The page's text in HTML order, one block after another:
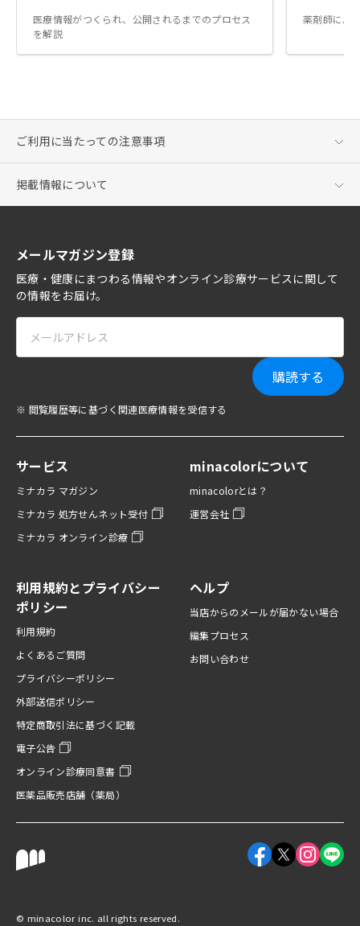
医療情報がつくられ、公開されるまでのプロセス
を解説
薬剤師によ
ご利用に当たっての注意事項
掲載情報について
メールマガジン登録
医療・健康にまつわる情報やオンライン診療サービスに関して
の情報をお届け。
購読する
※ 閲覧履歴等に基づく関連医療情報を受信する
サービス
ミナカラ マガジン
ミナカラ 処方せんネット受付
ミナカラ オンライン診療
minacolorについて
minacolorとは？
運営会社
利用規約とプライバシー
ポリシー
利用規約
よくあるご質問
プライバシーポリシー
外部送信ポリシー
特定商取引法に基づく記載
電子公告
オンライン診療同意書
医薬品販売店舗（薬局）
ヘルプ
当店からのメールが届かない場合
編集プロセス
お問い合わせ
©︎ minacolor inc. all rights reserved.